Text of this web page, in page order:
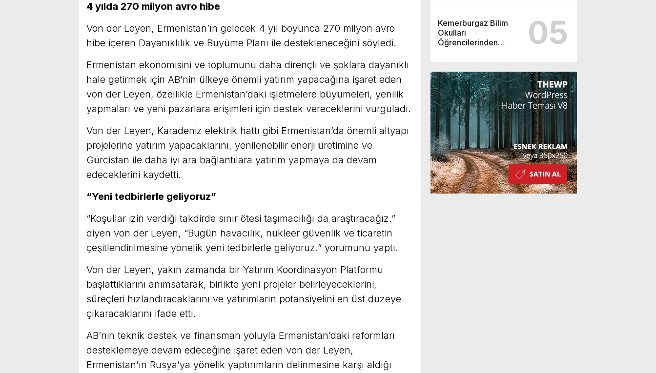
Kemerburgaz Bilim
Okulları
Öğrencilerinden
Kazandı
05
4 yılda 270 milyon avro hibe
Von der Leyen, Ermenistan’ın gelecek 4 yıl boyunca 270 milyon avro
hibe içeren Dayanıklılık ve Büyüme Planı ile destekleneceğini söyledi.
Ermenistan ekonomisini ve toplumunu daha dirençli ve şoklara dayanıklı
hale getirmek için AB’nin ülkeye önemli yatırım yapacağına işaret eden
von der Leyen, özellikle Ermenistan’daki işletmelere büyümeleri, yenilik
yapmaları ve yeni pazarlara erişimleri için destek vereceklerini vurguladı.
Von der Leyen, Karadeniz elektrik hattı gibi Ermenistan’da önemli altyapı
projelerine yatırım yapacaklarını, yenilenebilir enerji üretimine ve
Gürcistan ile daha iyi ara bağlantılara yatırım yapmaya da devam
edeceklerini kaydetti.
“Yeni tedbirlerle geliyoruz”
“Koşullar izin verdiği takdirde sınır ötesi taşımacılığı da araştıracağız.”
diyen von der Leyen, “Bugün havacılık, nükleer güvenlik ve ticaretin
çeşitlendirilmesine yönelik yeni tedbirlerle geliyoruz.” yorumunu yaptı.
Von der Leyen, yakın zamanda bir Yatırım Koordinasyon Platformu
başlattıklarını anımsatarak, birlikte yeni projeler belirleyeceklerini,
süreçleri hızlandıracaklarını ve yatırımların potansiyelini en üst düzeye
çıkaracaklarını ifade etti.
AB’nin teknik destek ve finansman yoluyla Ermenistan’daki reformları
desteklemeye devam edeceğine işaret eden von der Leyen,
Ermenistan’ın Rusya’ya yönelik yaptırımların delinmesine karşı aldığı